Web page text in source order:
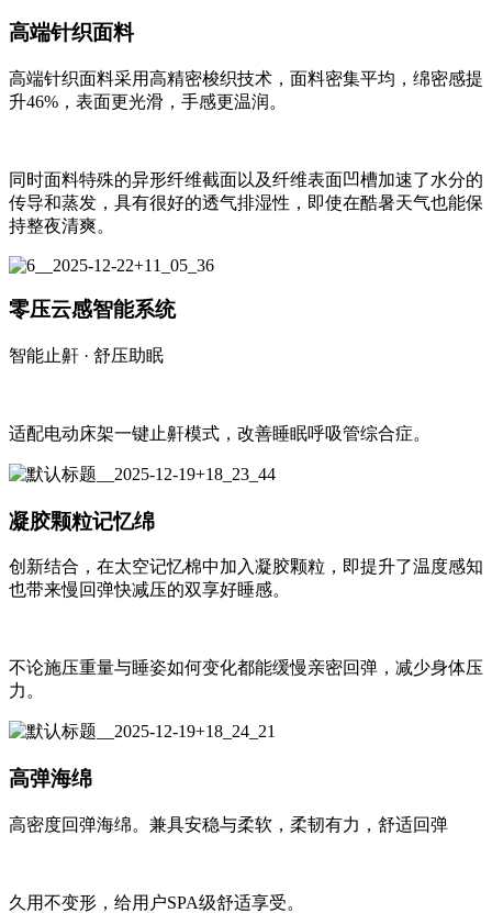
高端针织面料
高端针织面料采用高精密梭织技术，面料密集平均，绵密感提
升46%，表面更光滑，手感更温润。
同时面料特殊的异形纤维截面以及纤维表面凹槽加速了水分的
传导和蒸发，具有很好的透气排湿性，即使在酷暑天气也能保
持整夜清爽。
零压云感智能系统
智能止鼾 · 舒压助眠
适配电动床架一键止鼾模式，改善睡眠呼吸管综合症。
凝胶颗粒记忆绵
创新结合，在太空记忆棉中加入凝胶颗粒，即提升了温度感知
也带来慢回弹快减压的双享好睡感。
不论施压重量与睡姿如何变化都能缓慢亲密回弹，减少身体压
力。
高弹海绵
高密度回弹海绵。兼具安稳与柔软，柔韧有力，舒适回弹
久用不变形，给用户SPA级舒适享受。